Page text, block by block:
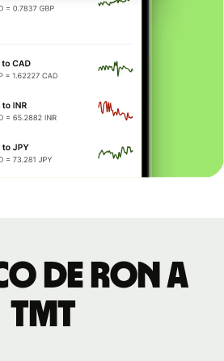
de RON a
TMT